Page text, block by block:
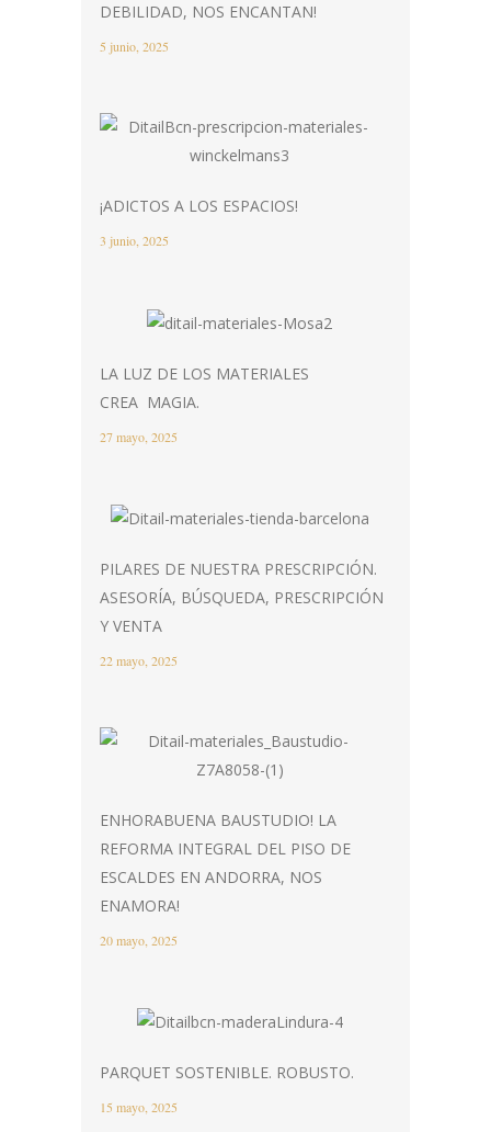
DEBILIDAD, NOS ENCANTAN!
5 junio, 2025
¡ADICTOS A LOS ESPACIOS!
3 junio, 2025
LA LUZ DE LOS MATERIALES
CREA MAGIA.
27 mayo, 2025
PILARES DE NUESTRA PRESCRIPCIÓN.
ASESORÍA, BÚSQUEDA, PRESCRIPCIÓN
Y VENTA
22 mayo, 2025
ENHORABUENA BAUSTUDIO! LA
REFORMA INTEGRAL DEL PISO DE
ESCALDES EN ANDORRA, NOS
ENAMORA!
20 mayo, 2025
PARQUET SOSTENIBLE. ROBUSTO.
15 mayo, 2025